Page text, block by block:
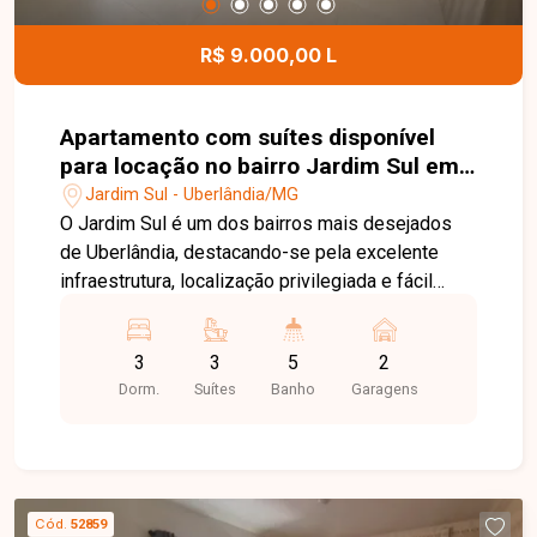
com grande potencial de valorização no bairro
Verde Umuarama. Agende uma visita e conheça
todos os detalhes deste imóvel.
R$ 9.000,00 L
Apartamento com suítes disponível
para locação no bairro Jardim Sul em
Uberlândia-MG
Jardim Sul - Uberlândia/MG
O Jardim Sul é um dos bairros mais desejados
de Uberlândia, destacando-se pela excelente
infraestrutura, localização privilegiada e fácil
reúne supermercados, escolas, restaurantes,
serviços e diversas opções de lazer,
proporcionando praticidade, conforto e qualidade
em LED, lavabo, cozinha planejada com bancada,
3
Dorm.
3
Suítes
5
Banho
2
Garagens
Cód. 52859